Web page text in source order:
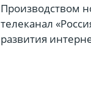
Производством
телеканал
развития